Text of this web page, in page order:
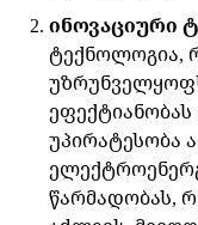
ინოვაციური
ტექნოლოგია,
უპირატესობა
წარმადობას,